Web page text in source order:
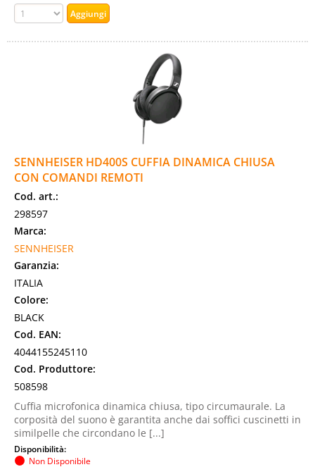
SENNHEISER HD400S CUFFIA DINAMICA CHIUSA
CON COMANDI REMOTI
Cod. art.:
298597
Marca:
SENNHEISER
Garanzia:
ITALIA
Colore:
BLACK
Cod. EAN:
4044155245110
Cod. Produttore:
508598
Cuffia microfonica dinamica chiusa, tipo circumaurale. La
corposità del suono è garantita anche dai soffici cuscinetti in
similpelle che circondano le [...]
Disponibilità:
Non Disponibile